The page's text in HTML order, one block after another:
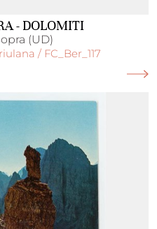
- DOLOMITI
(UD)
/ FC_Ber_117